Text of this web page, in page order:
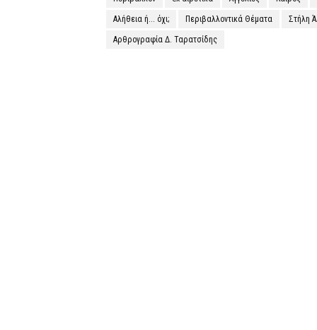
Αλήθεια ή... όχι; Περιβαλλοντικά Θέματα Στήλη
Αρθρογραφία Δ. Ταρατσίδης